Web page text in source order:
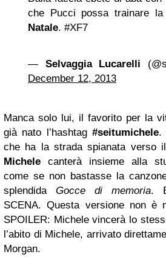
che Pucci possa trainare
Natale. #XF7
— Selvaggia Lucarelli
December 12, 2013
Manca solo lui, il favorito per la
già nato l’hashtag #seitumichele.
che ha la strada spianata verso
Michele canterà insieme alla
come se non bastasse la
splendida Gocce di memoria.
SCENA. Questa versione non è
SPOILER: Michele vincerà lo
l’abito di Michele, arrivato
Morgan.